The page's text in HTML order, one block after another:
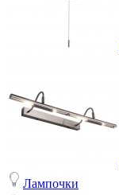
Лампочки